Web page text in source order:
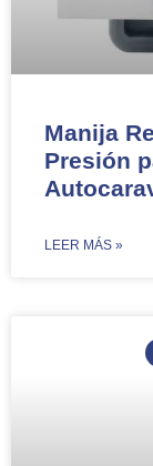
Manija
Presión
​LEER MÁS »